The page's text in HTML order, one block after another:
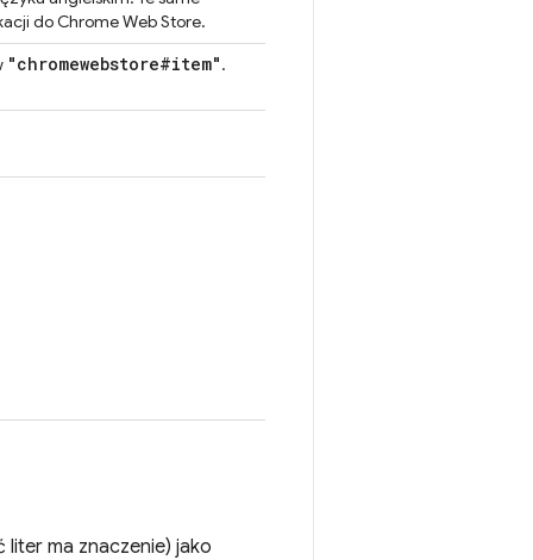
do Chrome Web Store.
"chromewebstore#item".
liter ma znaczenie) jako